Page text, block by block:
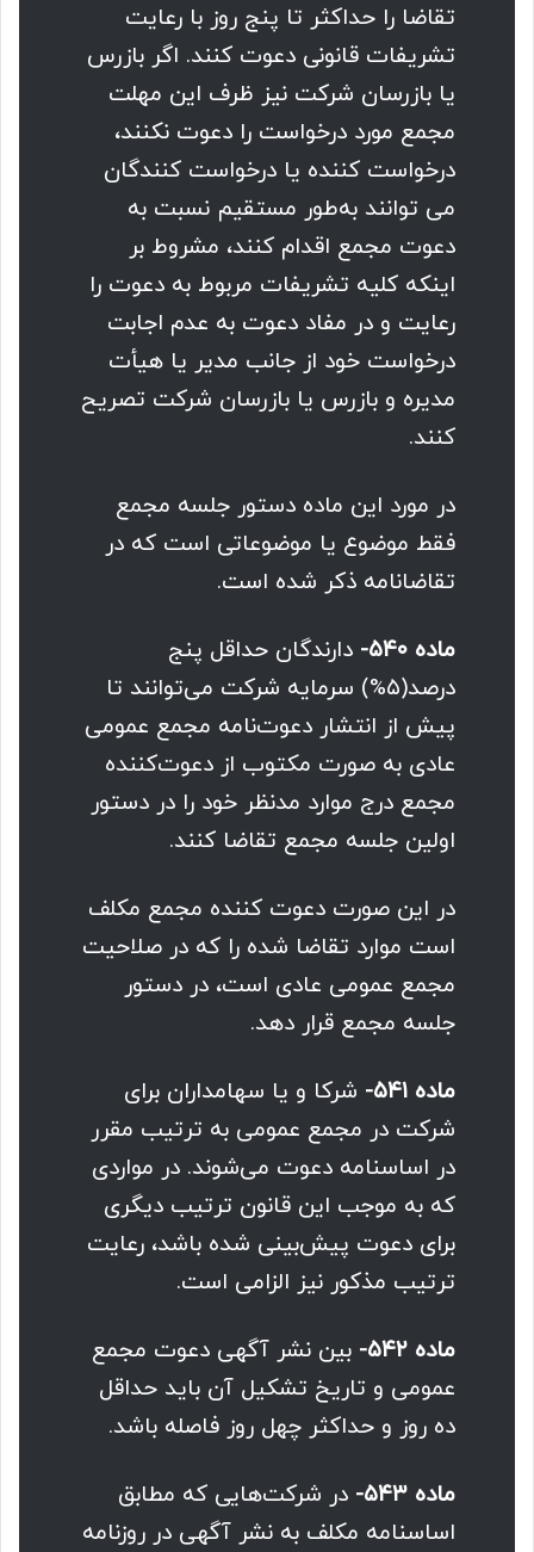
تقاضا را حداکثر تا پنج روز با رعایت
تشریفات قانونی دعوت کنند. اگر بازرس
یا بازرسان شرکت نیز ظرف این مهلت
مجمع مورد درخواست را دعوت نکنند،
درخواست کننده یا درخواست کنندگان
می توانند به‌طور مستقیم نسبت به
دعوت مجمع اقدام کنند، مشروط بر
اینکه کلیه تشریفات مربوط به دعوت را
رعایت و در مفاد دعوت به عدم اجابت
درخواست خود از جانب مدیر یا هیأت
مدیره و بازرس یا بازرسان شرکت تصریح
کنند.
در مورد این ماده دستور جلسه مجمع
فقط موضوع یا موضوعاتی است که در
تقاضانامه ذکر شده است.
ماده ۵۴۰-
دارندگان حداقل پنج
درصد(۵%) سرمایه شرکت می‌توانند تا
پیش از انتشار دعوت‌نامه مجمع عمومی
عادی به صورت مکتوب از دعوت‌کننده
مجمع درج موارد مدنظر خود را در دستور
اولین جلسه مجمع تقاضا کنند.
در این صورت دعوت کننده مجمع مکلف
است موارد تقاضا شده را که در صلاحیت
مجمع عمومی عادی است، در دستور
جلسه مجمع قرار دهد.
ماده ۵۴۱-
شرکا و یا سهامداران برای
شرکت در مجمع عمومی به ترتیب مقرر
در اساسنامه دعوت می‌شوند. در مواردی
که به موجب این قانون ترتیب دیگری
برای دعوت پیش‌بینی شده باشد، رعایت
ترتیب مذکور نیز الزامی است.
ماده ۵۴۲-
بین نشر آگهی دعوت مجمع
عمومی و تاریخ تشکیل آن باید حداقل
ده‌ روز و حداکثر چهل روز فاصله باشد.
ماده ۵۴۳-
در شرکت‌هایی که مطابق
اساسنامه مکلف به نشر آگهی در روزنامه